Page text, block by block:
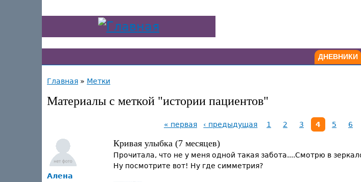
ДНЕВНИКИ
Главная » Метки
Материалы с меткой "истории пациентов"
« первая ‹ предыдущая 1 2 3 4 5 6
Алена
Кривая улыбка (7 месяцев)
Прочитала, что не у меня одной такая забота....Смотрю в
Ну посмотрите вот! Ну где симметрия?